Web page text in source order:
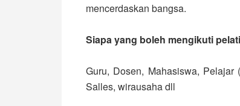
mencerdaskan bangsa.
Siapa yang boleh mengikuti
Guru, Dosen, Mahasiswa, Pelajar
Salles, wirausaha dll